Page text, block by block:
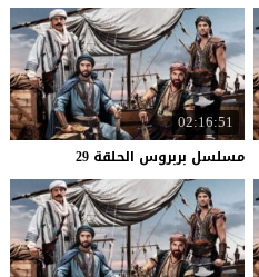
02:16:51
مسلسل بربروس الحلقة 29